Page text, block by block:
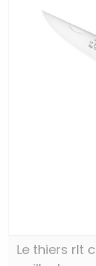
Le thiers rlt